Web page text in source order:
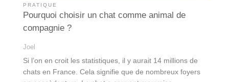
PRATIQUE
Pourquoi choisir un chat comme animal de
compagnie ?
Joel
Si l’on en croit les statistiques, il y aurait 14 millions de
chats en France. Cela signifie que de nombreux foyers